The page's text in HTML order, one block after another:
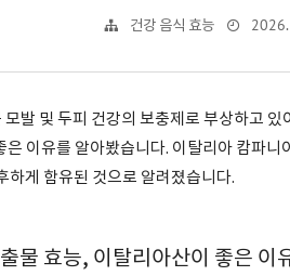
건강 음식 효능
발 및 두피 건강의 보충제로 부상하고
은 이유를 알아봤습니다. 이탈리아 캄파
하게 함유된 것으로 알려졌습니다.
물 효능, 이탈리아산이 좋은 이